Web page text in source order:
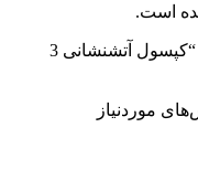
است.
اولین کسی باشید که دیدگاهی می نویسد “کپسول آتشنشانی 3
موردنیاز